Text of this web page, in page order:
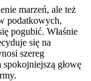
marzeń, ale też
podatkowych,
pogubić. Właśnie
się na
szereg
głowę